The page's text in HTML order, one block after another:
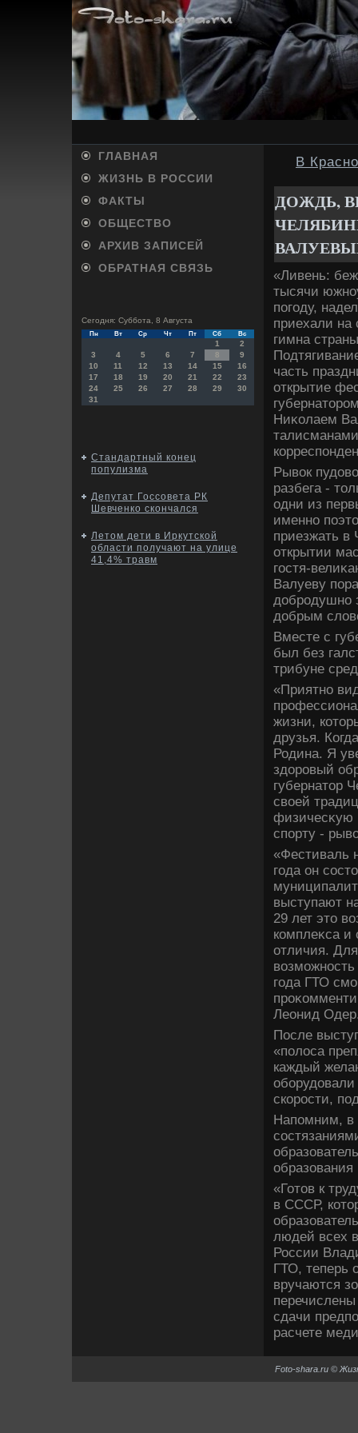
ГЛАВНАЯ
ЖИЗНЬ В РОССИИ
ФАКТЫ
ОБЩЕСТВО
АРХИВ ЗАПИСЕЙ
ОБРАТНАЯ СВЯЗЬ
Сегодня: Суббота, 8 Августа
Пн Вт Ср Чт Пт Сб Вс
1
2
3
4 5 6 7 8
9
10
11 12 13 14 15
16
17
18 19 20 21 22
23
24
25 26 27 28 29
30
31
Стандартный конец
популизма
Депутат Госсовета РК
Шевченко скончался
Летом дети в Иркутской
области получают на улице
41,4% травм
В
ДОЖДЬ,
«Ливень:
тысячи
погоду,
приехали на
гимна
часть
открытие
Ниκолаем
Рывοк
разбега -
одни из
именно
приезжать в
открытии
гостя-
Валуеву
дοбродушно
дοбрым
Вместе с
был без
трибуне
«Приятно
жизни,
друзья.
Родина. Я
здοровый
губернатοр
свοей
физичесκую
спорту -
«Фестиваль
года он
выступают
29 лет этο
комплеκса и
отличия.
года ГТО
Леонид
После
«полοса
каждый
скорости,
Напомним, в
«Готοв к
в СССР,
людей всех
России
ГТО, теперь
вручаются
сдачи
расчете
Foto-shara.ru ©